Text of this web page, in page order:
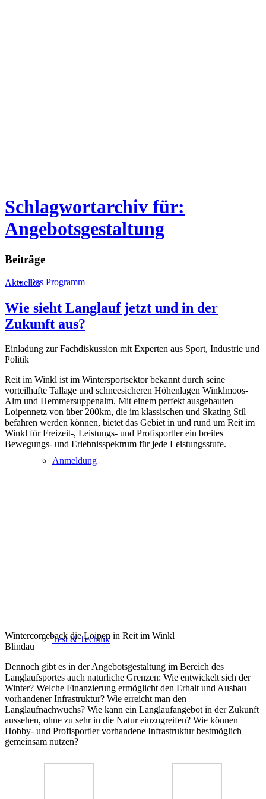
Das Programm
Anmeldung
Test & Technik
Schlagwortarchiv für:
Angebotsgestaltung
Beiträge
Aktuelles
Wie sieht Langlauf jetzt und in der
Zukunft aus?
Einladung zur Fachdiskussion mit Experten aus Sport, Industrie und
Politik
Reit im Winkl ist im Wintersportsektor bekannt durch seine
vorteilhafte Tallage und schneesicheren Höhenlagen Winklmoos-
Alm und Hemmersuppenalm. Mit einem perfekt ausgebauten
Loipennetz von über 200km, die im klassischen und Skating Stil
befahren werden können, bietet das Gebiet in und rund um Reit im
Winkl für Freizeit-, Leistungs- und Profisportler ein breites
Bewegungs- und Erlebnisspektrum für jede Leistungsstufe.
Wintercomeback die Loipen in Reit im Winkl
Blindau
Dennoch gibt es in der Angebotsgestaltung im Bereich des
Langlaufsportes auch natürliche Grenzen: Wie entwickelt sich der
Winter? Welche Finanzierung ermöglicht den Erhalt und Ausbau
vorhandener Infrastruktur? Wie erreicht man den
Langlaufnachwuchs? Wie kann ein Langlaufangebot in der Zukunft
aussehen, ohne zu sehr in die Natur einzugreifen? Wie können
Hobby- und Profisportler vorhandene Infrastruktur bestmöglich
gemeinsam nutzen?